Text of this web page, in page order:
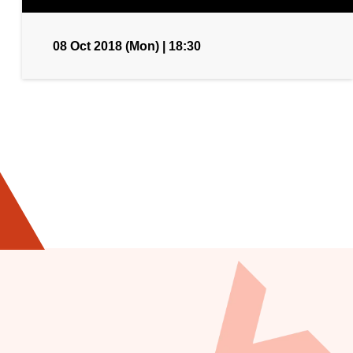
08 Oct 2018 (Mon) | 18:30